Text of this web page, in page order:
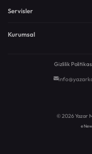
Servisler
Kurumsal
Gizlilik
© 2026 Yazar